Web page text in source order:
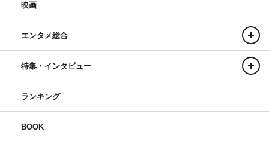
映画
エンタメ総合
特集・インタビュー
ランキング
BOOK